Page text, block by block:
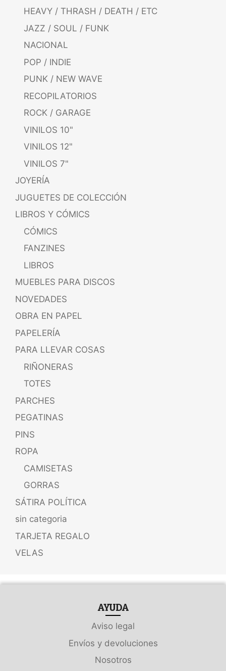
HEAVY / THRASH / DEATH / ETC
JAZZ / SOUL / FUNK
NACIONAL
POP / INDIE
PUNK / NEW WAVE
RECOPILATORIOS
ROCK / GARAGE
VINILOS 10"
VINILOS 12"
VINILOS 7"
JOYERÍA
JUGUETES DE COLECCIÓN
LIBROS Y CÓMICS
CÓMICS
FANZINES
LIBROS
MUEBLES PARA DISCOS
NOVEDADES
OBRA EN PAPEL
PAPELERÍA
PARA LLEVAR COSAS
RIÑONERAS
TOTES
PARCHES
PEGATINAS
PINS
ROPA
CAMISETAS
GORRAS
SÁTIRA POLÍTICA
sin categoria
TARJETA REGALO
VELAS
AYUDA
Aviso legal
Envíos y devoluciones
Nosotros